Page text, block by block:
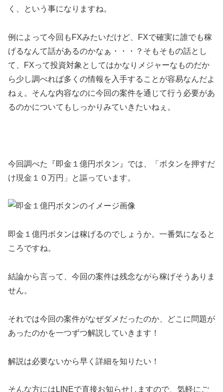
く、という事になりますね。
例によって今回もFXみたいだけど、FXで確実に誰でも稼
げるなんて話があるのかなぁ・・・？そもそもの話とし
て、FXって投資対象としてはかなりメジャーなものだか
ら少し調べれば多くの情報を入手することが容易なんだよ
ねぇ。そんな内容なのに今回の案件を通じて行う必要があ
るのかについてもしっかりみていきたいねぇ。
今回調べた『即金１億円ボタン』では、
「ボタンを押すだ
け現金１０万円」
と謳っています。
即金１億円ボタンは稼げるのでしょうか。一番気になると
ころですね。
結論から言って、 今回の案件は残念ながら稼げそうありま
せん。
それでは今回の案件がなぜダメだったのか、どこに問題が
あったのかを一つずつ解説していきます！
解説は必要ないから早く詳細を知りたい！
そんな方にはLINEで直接お知らせしますので、気軽にご